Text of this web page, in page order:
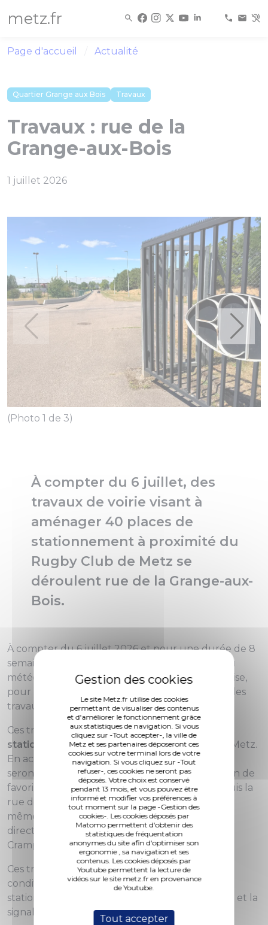
Le site Metz.fr utilise des cookies
permettant de visualiser des contenus
et d'améliorer le fonctionnement grâce
aux statistiques de navigation. Si vous
cliquez sur -Tout accepter-, la ville de
Metz et ses partenaires déposeront ces
cookies sur votre terminal lors de votre
navigation. Si vous cliquez sur -Tout
refuser-, ces cookies ne seront pas
déposés. Votre choix est conservé
pendant 13 mois, et vous pouvez être
informé et modifier vos préférences à
tout moment sur la page -Gestion des
cookies-. Les cookies déposés par
Matomo permettent d'obtenir des
statistiques de fréquentation
anonymes du site afin d'optimiser son
ergonomie , sa navigation et ses
contenus. Les cookies déposés par
Youtube permettent la lecture de
vidéos sur le site metz.fr en provenance
de Youtube.
Tout accepter
metz.fr
Page d'accueil Actualité
Quartier Grange aux Bois Travaux
Travaux : rue de la
Grange-aux-Bois
1 juillet 2026
(Photo 1 de 3)
À compter du 6 juillet, des
travaux de voirie visant à
aménager 40 places de
stationnement à proximité du
Rugby Club de Metz se
déroulent rue de la Grange-aux-
Bois.
À compter du 6 juillet 2026 et pour une durée de 8
semaines (sous réserve d'aléas techniques et/ou
météorologiques), l'entreprise MULLER TP réalise,
pour le compte de l'Euro-Métropole de Metz, des
travaux de voirie rue de la Grange-aux-Bois.
Ces travaux visent à aménager40 places de
stationnementà proximité du Rugby Club de Metz.
En accompagnement,7 arbresde hautes tiges
seront plantés, et unevoie verteaménagée afin de
favoriser le déplacement des modes actifs depuis la
rue de Mercy vers les équipements sportifs. De
même, une
liaison piétonnesera aménagée en
direction de la rue du Pigeonnier et la rue au
Crampa.
Ces travaux entraînent des perturbations des
conditions habituelles de circulation et de
stationnement, selon l'avancement du chantier et la
signalisation mise en place.